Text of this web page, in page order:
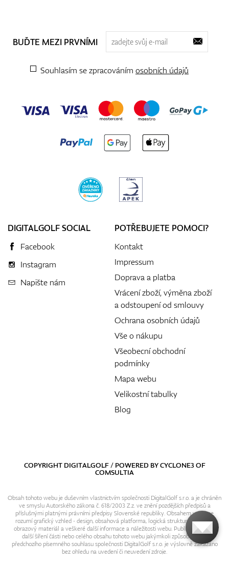
BUĎTE MEZI PRVNÍMI
Souhlasím se zpracováním osobních údajů
DIGITALGOLF SOCIAL
Facebook
Instagram
Napište nám
POTŘEBUJETE POMOCI?
Kontakt
Impressum
Doprava a platba
Vrácení zboží, výměna zboží
a odstoupení od smlouvy
Ochrana osobních údajů
Vše o nákupu
Všeobecní obchodní
podmínky
Mapa webu
Velikostní tabulky
Blog
COPYRIGHT DIGITALGOLF / POWERED BYCYCLONE3OF
COMSULTIA
Obsah tohoto webu je duševním vlastnictvím společnosti DigitalGolf s.r.o. a je chráněn
ve smyslu Autorského zákona č. 618/2003 Z.z. ve znění pozdějších předpisů a
příslušnými platnými právními předpisy Slovenské republiky. Obsahem webu se
rozumí grafický vzhled - design, obsahová platforma, logická struktura, textový i
obrazový materiál a veškeré další informace a náležitosti webu. Publikování resp.
další šíření části nebo celého obsahu tohoto webu jakýmkoli způsobem bez
předchozího písemného souhlasu společnosti DigitalGolf s.r.o. je výslovně zakázáno
bez ohledu na uvedení či neuvedení zdroje.